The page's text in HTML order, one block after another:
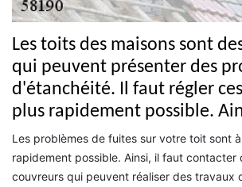
Les toits des maisons sont
qui peuvent présenter des
d'étanchéité. Il faut régler
plus rapidement possible.
Les problèmes de fuites sur votre toit sont
rapidement possible. Ainsi, il faut contacter
couvreurs qui peuvent réaliser des travaux